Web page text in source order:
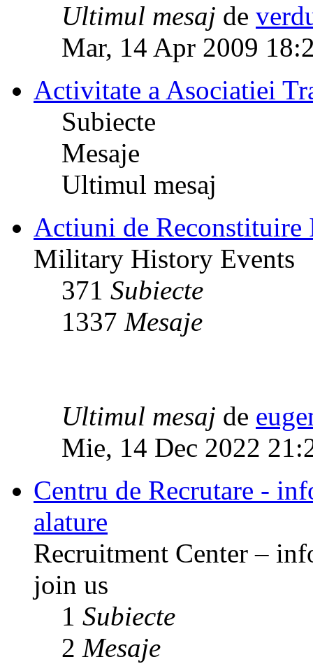
Ultimul mesaj de
Mar, 14 Apr 2009
Activitate a Asociatiei
Subiecte
Mesaje
Ultimul mesaj
Actiuni de
Military History Events
371 Subiecte
1337 Mesaje
Ultimul mesaj de
Mie, 14 Dec 2022
Centru de Recrutare -
alature
Recruitment Center –
join us
1 Subiecte
2 Mesaje